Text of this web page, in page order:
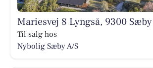
Mariesvej 8 Lyngså, 9300 Sæby
Til salg hos
Nybolig Sæby A/S